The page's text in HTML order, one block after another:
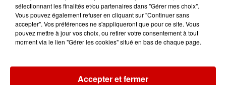
Le Duel - Gagnez votre balade
en jet ski !
sélectionnant les finalités et/ou partenaires dans "Gérer mes choix".
Vous pouvez également refuser en cliquant sur "Continuer sans
accepter". Vos préférences ne s'appliqueront que pour ce site. Vous
pouvez mettre à jour vos choix, ou retirer votre consentement à tout
moment via le lien "Gérer les cookies" situé en bas de chaque page.
Accepter et fermer